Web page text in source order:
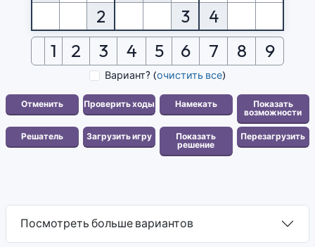
2
3 4
1 2 3 4 5 6 7 8 9
Вариант? (очистить все)
Посмотреть больше вариантов